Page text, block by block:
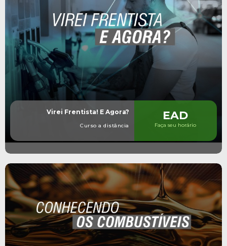
Virei Frentista! E Agora?
Curso a distância
EAD
Faça seu horário